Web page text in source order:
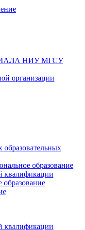
НИУ МГСУ
организации
образование
квалификации
образование
квалификации